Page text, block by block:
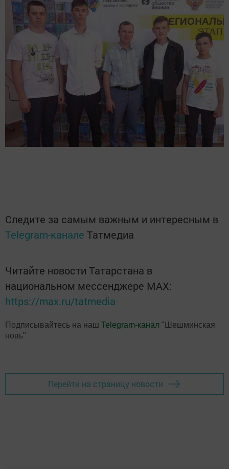
Следите за самым важным и интересным в
Telegram-канале Татмедиа
Читайте новости Татарстана в
национальном мессенджере MАХ:
https://max.ru/tatmedia
Подписывайтесь на наш Telegram-канал "Шешминская
новь"
Перейти на страницу новости